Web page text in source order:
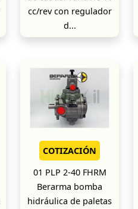
cc/rev con regulador
d...
COTIZACIÓN
01 PLP 2-40 FHRM
Berarma bomba
hidráulica de paletas